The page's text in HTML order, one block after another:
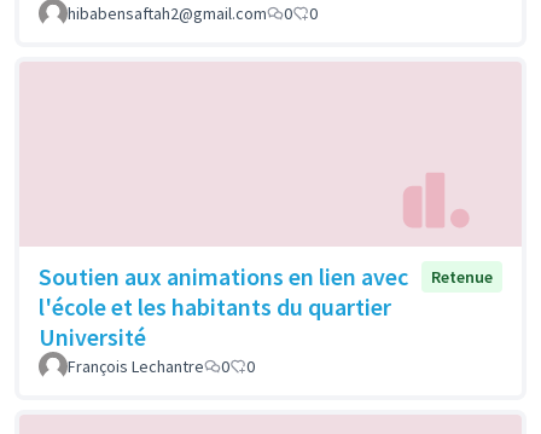
hibabensaftah2@gmail.com 0 0
Soutien aux animations en lien avec
l'école et les habitants du quartier
Université
Retenue
François Lechantre 0 0